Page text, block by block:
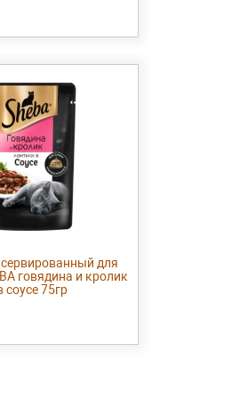
для
говядина и кролик
соусе 75гр